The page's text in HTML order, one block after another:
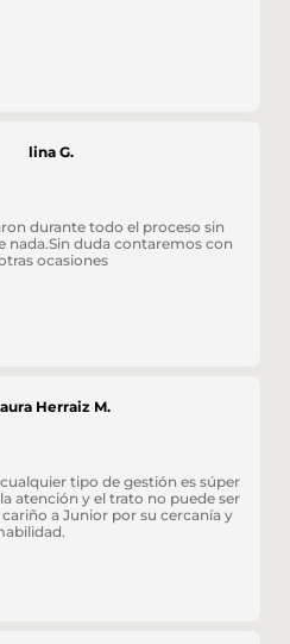
lina G.
durante todo el proceso sin
nada.Sin duda contaremos con
ocasiones
Herraiz M.
tipo de gestión es súper
atención y el trato no puede ser
a Junior por su cercanía y